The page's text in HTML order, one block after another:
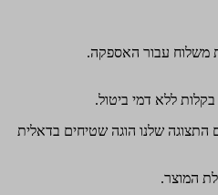
משלוח עבור האספקה.
ללא דמי ביטול.
התצוגה שלנו הוגה שטיחים בדאלית